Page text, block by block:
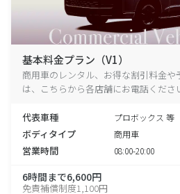
基本料金プラン（V1）
商用車のレンタル、お得な割引料金
は、こちらから各店舗にお電話くださ
代表車種 プロボックス 等
ボディタイプ 商用車
営業時間 08:00-20:00
6時間まで6,600円
免責補償制度1,100円